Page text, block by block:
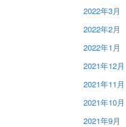
2022年3月
2022年2月
2022年1月
2021年12月
2021年11月
2021年10月
2021年9月